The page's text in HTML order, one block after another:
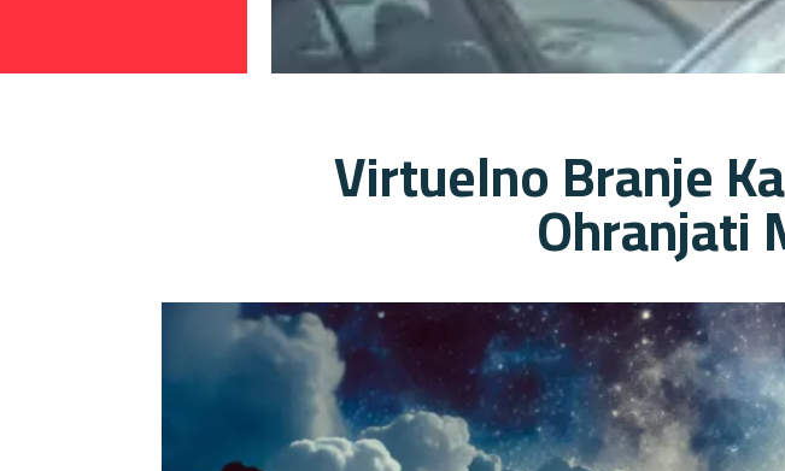
Virtuelno Branje
Ohranjati